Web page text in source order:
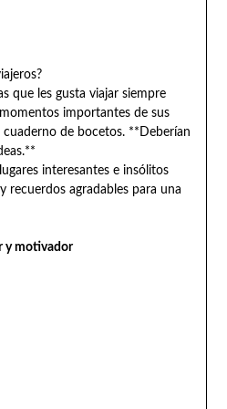
que les gusta viajar siempre
importantes de sus
cuaderno de bocetos. **Deberían
interesantes e insólitos
recuerdos agradables para una
y motivador